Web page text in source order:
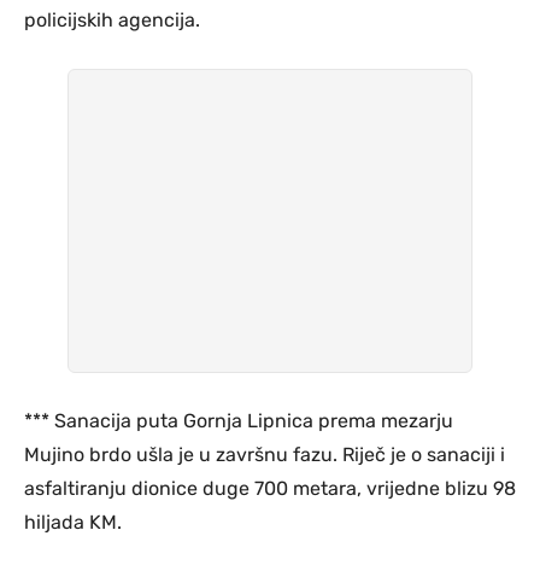
policijskih agencija.
*** Sanacija puta Gornja Lipnica prema mezarju
Mujino brdo ušla je u završnu fazu. Riječ je o sanaciji i
asfaltiranju dionice duge 700 metara, vrijedne blizu 98
hiljada KM.